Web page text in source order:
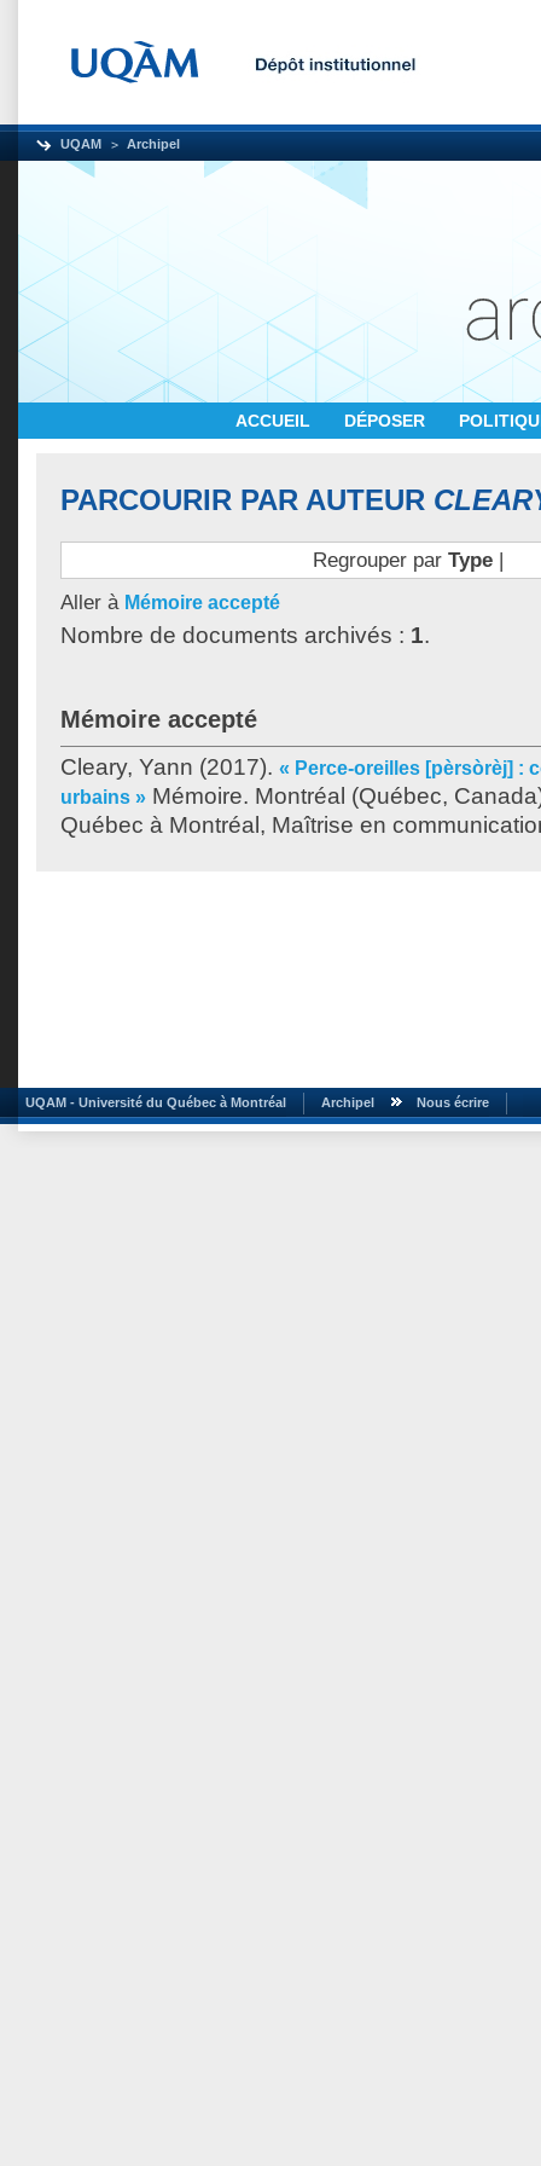
UQAM Archipel
ACCUEIL DÉPOSER
PARCOURIR PAR AUTEUR
Regrouper par Type|
Aller à Mémoire accepté
Nombre de documents archivés : 1.
Mémoire accepté
Cleary, Yann (2017). « Perce-oreilles [pèrsòrèj] :
urbains » Mémoire. Montréal (Québec,
Québec à Montréal, Maîtrise en
UQAM - Université du Québec à Montréal Archipel Nous écrire